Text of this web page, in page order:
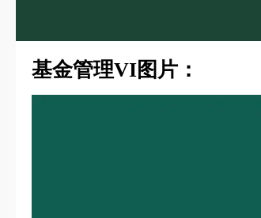
基金管理VI图片：